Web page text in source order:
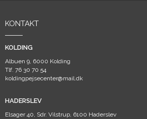
KONTAKT
KOLDING
Albuen 9, 6000 Kolding
Tlf. 76 30 70 54
koldingpejsecenter@mail.dk
HADERSLEV
Elsager 40, Sdr. Vilstrup, 6100 Haderslev